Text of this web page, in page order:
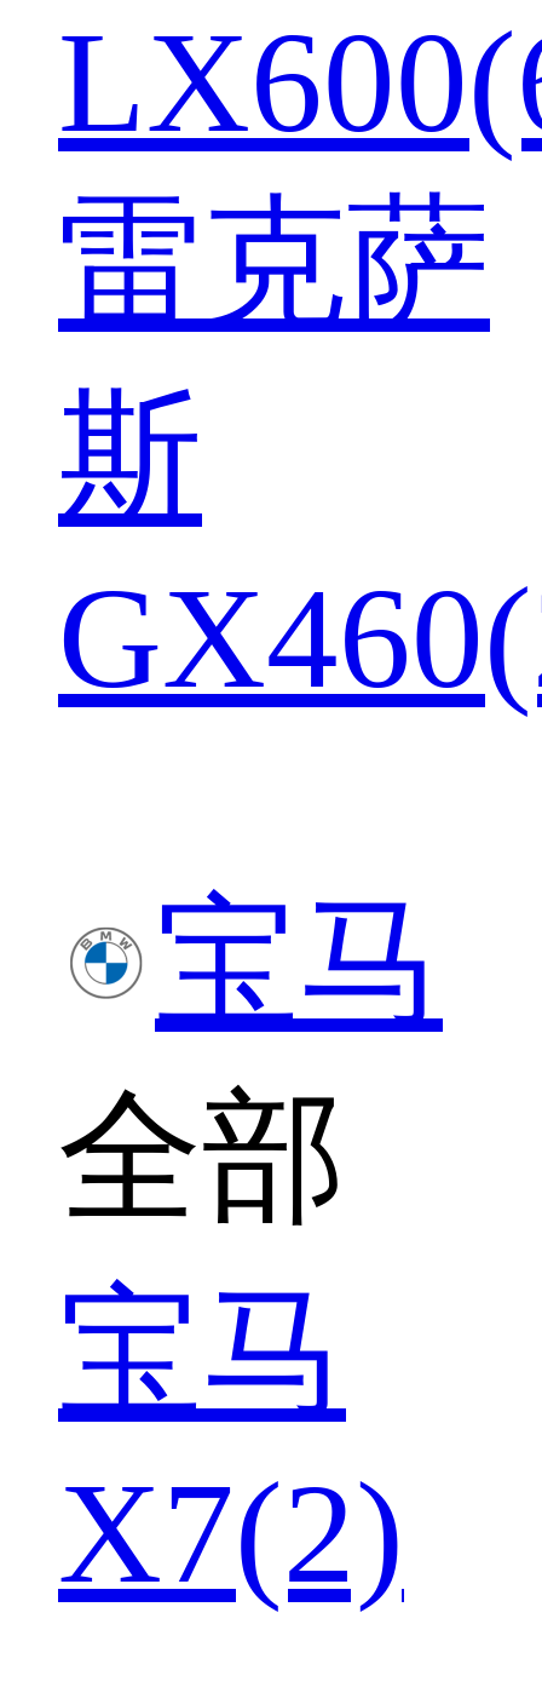
雷克萨
斯
宝马
全部
宝马
X7(2)